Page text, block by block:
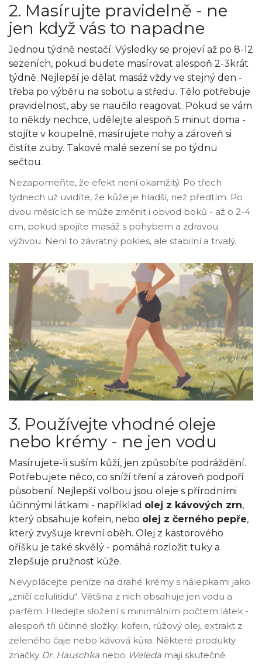
2. Masírujte pravidelně - ne
jen když vás to napadne
Jednou týdně nestačí. Výsledky se projeví až po 8-12
sezeních, pokud budete masírovat alespoň 2-3krát
týdně. Nejlepší je dělat masáž vždy ve stejný den -
třeba po výběru na sobotu a středu. Tělo potřebuje
pravidelnost, aby se naučilo reagovat. Pokud se vám
to někdy nechce, udělejte alespoň 5 minut doma -
stojíte v koupelně, masírujete nohy a zároveň si
čistíte zuby. Takové malé sezení se po týdnu
sečtou.
Nezapomeňte, že efekt není okamžitý. Po třech
týdnech už uvidíte, že kůže je hladší, než předtím. Po
dvou měsících se může změnit i obvod boků - až o 2-4
cm, pokud spojíte masáž s pohybem a zdravou
výživou. Není to závratný pokles, ale stabilní a trvalý.
3. Používejte vhodné oleje
nebo krémy - ne jen vodu
Masírujete-li suším kůží, jen způsobíte podráždění.
Potřebujete něco, co sníží tření a zároveň podpoří
působení. Nejlepší volbou jsou oleje s přírodními
účinnými látkami - například olej z kávových zrn,
který obsahuje kofein, nebo olej z černého pepře,
který zvyšuje krevní oběh. Olej z kastorového
oříšku je také skvělý - pomáhá rozložit tuky a
zlepšuje pružnost kůže.
Nevyplácejte peníze na drahé krémy s nálepkami jako
„zničí celulitidu“. Většina z nich obsahuje jen vodu a
parfém. Hledejte složení s minimálním počtem látek -
alespoň tři účinné složky: kofein, růžový olej, extrakt z
zeleného čaje nebo kávová kůra. Některé produkty
značky Dr. Hauschka nebo Weleda mají skutečně